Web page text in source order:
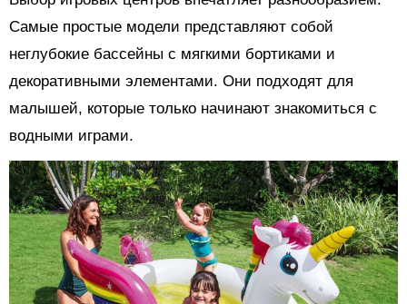
Самые простые модели представляют собой
неглубокие бассейны с мягкими бортиками и
декоративными элементами. Они подходят для
малышей, которые только начинают знакомиться с
водными играми.